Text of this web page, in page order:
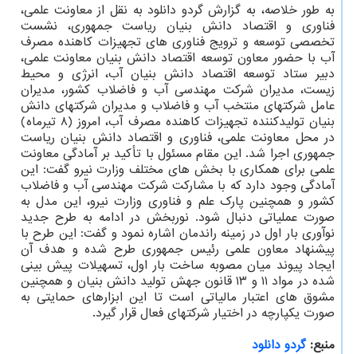
به طور خلاصه، به گزارش گردو دانلود به نقل از معاونت علمی،
فناوری و اقتصاد دانش بنیان ریاست جمهوری، نشست
تخصصی توسعه و ترویج فناوری های تجهیزات کاهنده مصرف
آب با حضور معاون توسعه اقتصاد دانش بنیان معاونت علمی،
دبیر ستاد توسعه اقتصاد دانش بنیان آب، انرژی و محیط
زیست، مدیران شرکت مهندسی آب و فاضلاب کشور، مدیران
عامل شرکتهای منتخب آب و فاضلاب و مدیران شرکتهای دانش
بنیان تولیدکننده تجهیزات کاهنده مصرف آب، امروز (۸ تیرماه)
در محل معاونت علمی، فناوری و اقتصاد دانش بنیان ریاست
جمهوری اجرا شد. این مقام مسئول با تأکید بر آمادگی معاونت
علمی برای همکاری با بخش های مختلف وزارت نیرو گفت: این
آمادگی وجود دارد که با مشارکت شرکت مهندسی آب و فاضلاب
کشور و همچنین پارک علم و فناوری وزارت نیرو، این مدل به
صورت عملیاتی دنبال شود. نوربخش در ادامه به طرح جدید
نوآوری بار اول در زمینه راندمان اشاره نمود و گفت: این طرح با
پیشنهاد معاون علمی رئیس جمهوری طرح شده و هدف آن
ایجاد پیوند میان مصوبه ساخت بار اول، تسهیلات پیش بینی
شده در مواد ۱۱ و ۱۳ قانون جهش تولید دانش بنیان و همچنین
مشوق های اعتبار مالیاتی است تا این ابزارهای حمایتی به
صورت یکپارچه در اختیار شرکتهای فعال قرار گیرد.
منبع:گردو دانلود